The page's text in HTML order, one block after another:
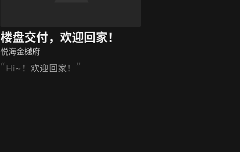
楼盘交付，欢迎回家！
悦海金樾府
Hi~！欢迎回家！